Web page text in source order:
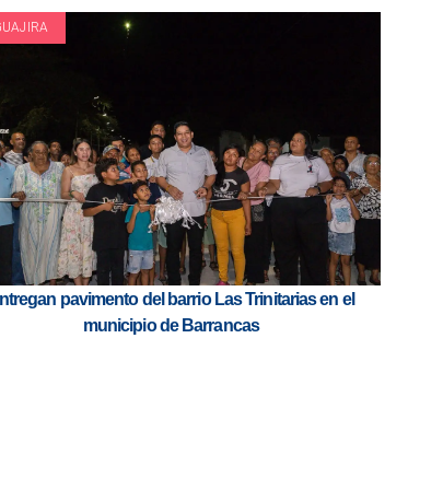
pavimento del barrio Las Trinitarias en el
municipio de Barrancas